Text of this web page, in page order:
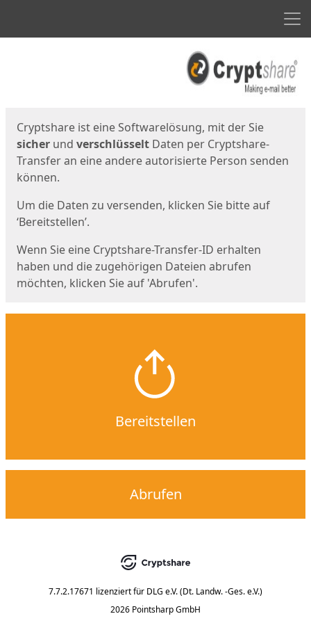
Cryptshare ist eine Softwarelösung, mit der Sie
sicher und verschlüsselt Daten per Cryptshare-
Transfer an eine andere autorisierte Person senden
können.
Um die Daten zu versenden, klicken Sie bitte auf
‘Bereitstellen’.
Wenn Sie eine Cryptshare-Transfer-ID erhalten
haben und die zugehörigen Dateien abrufen
möchten, klicken Sie auf 'Abrufen'.
Bereitstellen
Abrufen
7.7.2.17671 lizenziert für DLG e.V. (Dt. Landw. -Ges. e.V.)
2026 Pointsharp GmbH